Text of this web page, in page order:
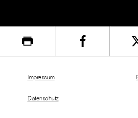
Impressum
Datenschutz